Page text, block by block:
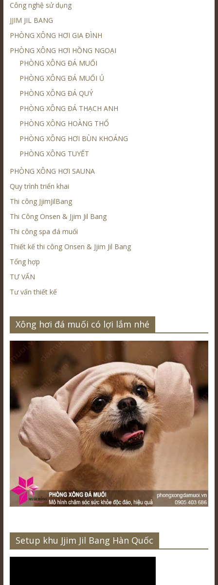
Công nghệ sử dụng
JJIM JIL BANG
PHÒNG XÔNG HƠI GIA ĐÌNH
PHÒNG XÔNG HƠI HỒNG NGOẠI
PHÒNG XÔNG ĐÁ MUỐI
PHÒNG XÔNG ĐÁ MUỐI Ủ
PHÒNG XÔNG ĐÁ QUÝ
PHÒNG XÔNG ĐÁ THẠCH ANH
PHÒNG XÔNG HOÀNG THỔ
PHÒNG XÔNG HƠI BÙN KHOÁNG
PHÒNG XÔNG TUYẾT
PHÒNG XÔNG HƠI SAUNA
Quy trình triển khai
Thi công JjimJilBang
Thi Công Onsen & Jjim Jil Bang
Thi công spa đá muối
Thiết kế thi công Onsen & Jjim Jil Bang
Tổng hợp
TƯ VẤN
Tư vấn thiết kế
Xông hơi đá muối có lợi lắm nhé
Setup khu Jjim Jil Bang Hàn Quốc